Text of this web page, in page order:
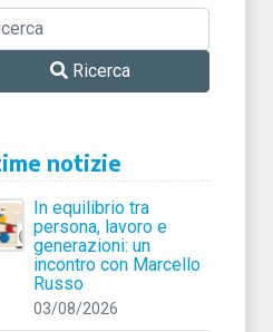
Ricerca
notizie
In equilibrio tra
persona, lavoro e
generazioni: un
incontro con Marcello
Russo
03/08/2026